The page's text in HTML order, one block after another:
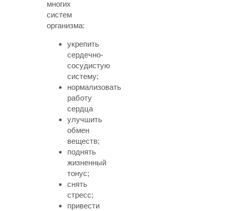
многих
систем
организма:
укрепить
сердечно-
сосудистую
систему;
нормализовать
работу
сердца
улучшить
обмен
веществ;
поднять
жизненный
тонус;
снять
стресс;
привести